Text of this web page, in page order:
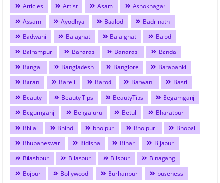
Articles
Artist Asam
Ashoknagar
Assam
Ayodhya Baalod
Badrinath
Badwani
Balaghat Balalghat
Balod
Balrampur
Banaras Banarasi
Banda
Bangal
Bangladesh Banglore
Barabanki
Baran
Bareli Barod Barwani
Basti
Beauty
Beauty Tips BeautyTips
Begamganj
Begumganj
Bengaluru Betul
Bharatpur
Bhilai
Bhind bhojpur Bhojpuri
Bhopal
Bhubaneswar
Bidisha Bihar
Bijapur
Bilashpur
Bilaspur Bilspur
Binagang
Bojpur
Bollywood Burhanpur buseness